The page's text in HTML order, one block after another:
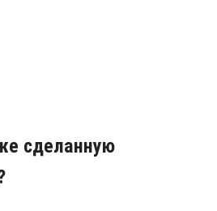
сделанную